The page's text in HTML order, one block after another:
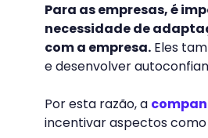
Para as empresas, é
necessidade de
com a empresa. Eles
e desenvolver
Por esta razão, a
incentivar aspectos como